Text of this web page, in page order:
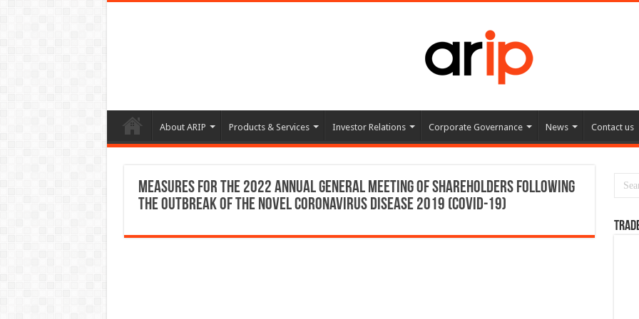
About ARIP Products & Services Investor Relations Corporate Governance News Contact us
Measures for the 2022 Annual General Meeting of Shareholders following
the Outbreak of the Novel Coronavirus Disease 2019 (COVID-19)